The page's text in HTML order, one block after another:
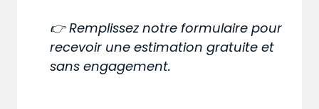
👉 Remplissez notre formulaire pour
recevoir une estimation gratuite et
sans engagement.